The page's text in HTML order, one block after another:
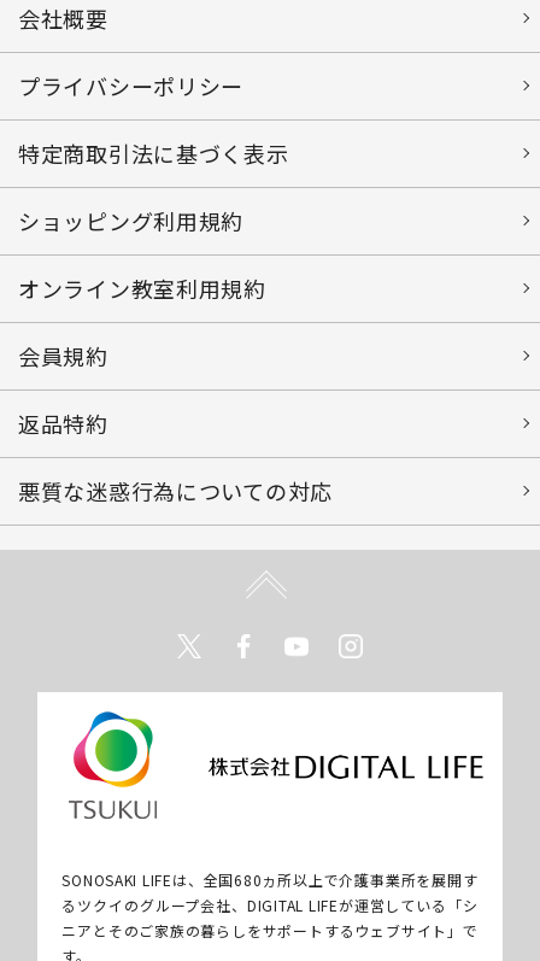
会社概要
プライバシーポリシー
特定商取引法に基づく表示
ショッピング利用規約
オンライン教室利用規約
会員規約
返品特約
悪質な迷惑行為についての対応
TwitterFacebookYoutube
SONOSAKI LIFEは、全国680ヵ所以上で介護事業所を展開す
るツクイのグループ会社、DIGITAL LIFEが運営している「シ
ニアとそのご家族の暮らしをサポートするウェブサイト」で
す。